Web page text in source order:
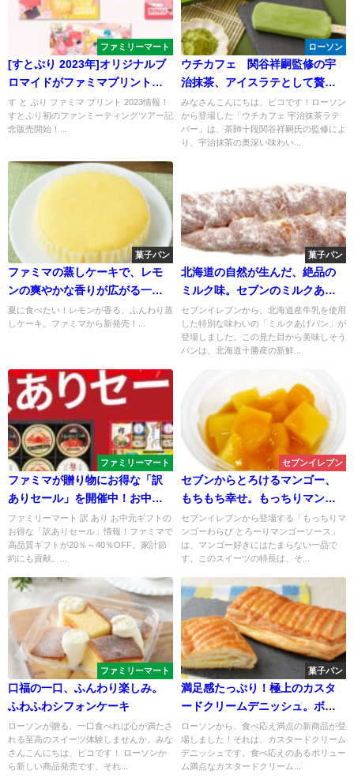
ファミリーマート
[すとぷり 2023年]オリジナルブ
ロマイドがファミマプリントで
登場！すとぷり初のファンミー
ティングツアー記念販売開始
す と ぷり ファミマ プリント 2023情報！
すとぷり初のファンミーティングツアー記
念販売開始！...
ローソン
ウチカフェ 関谷祥嗣監修の宇
治抹茶、アイスラテとして贅沢
に 宇治抹茶ラテバー
みなさんこんにちは、ピコです！ローソン
から登場した「ウチカフェ 宇治抹茶ラテ
バー」は、茶師十段関谷祥嗣氏の監修によ
り、宇治抹茶の奥深い味わい...
菓子パン
ファミマの蒸しケーキで、レモ
ンの爽やかな香りが広がる一刻
を
夏に食べたい！レモンが香る、ふんわり蒸
しケーキ。ファミマから新発売！...
菓子パン
北海道の自然が生んだ、絶品の
ミルク味。セブンのミルクあげ
パンで至福のひとときを。
セブンイレブンから、北海道産牛乳を使用
した特別な味わいの「ミルクあげパン」が
登場しました。この見た目から美味しそう
パンは、北海道十勝産の新鮮...
ファミリーマート
ファミマが贈り物にお得な「訳
ありセール」を開催中！お中元
ギフトで家計をサポート
ファミリーマート 訳 あり お中元ギフトの
お得な「訳ありセール」情報！ファミマで
高品質ギフトが20％～40％OFF。家計節
約にも貢献。...
セブンイレブン
セブンからとろけるマンゴー、
もちもち幸せ。もっちりマンゴ
ーわらび とろーりマンゴーソ
ース
セブンイレブンから登場する「もっちりマ
ンゴーわらび とろーりマンゴーソース」
は、マンゴー好きにはたまらない一品で
す。このスイーツの特長は、そ...
ファミリーマート
口福の一口、ふんわり楽しみ。
ふわふわシフォンケーキ
ローソンが贈る、一口食べれば心が満たさ
れる至高のスイーツ体験しませんか。みな
さんこんにちは、ピコです！ ローソンか
ら新しい商品発売です、それ...
菓子パン
満足感たっぷり！極上のカスタ
ードクリームデニッシュ。ボリ
ューム満点のカスタードクリー
ムが贅沢に詰まった、食べ応え
抜群のデニッシュをご堪能くだ
ローソンから、食べ応え満点の新商品が登
場しました！それは、カスタードクリーム
デニッシュです。食べ応えのあるボリュー
ム満点なカスタードクリーム...